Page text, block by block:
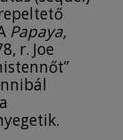
Papaya,
r. Joe